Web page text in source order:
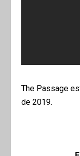
The Passage
de 2019.